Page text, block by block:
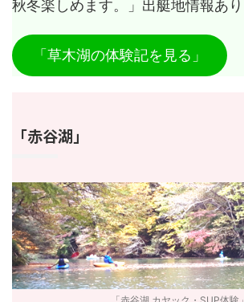
秋冬楽しめます。」出艇地情報あり
「草木湖の体験記を見る」
「赤谷湖」